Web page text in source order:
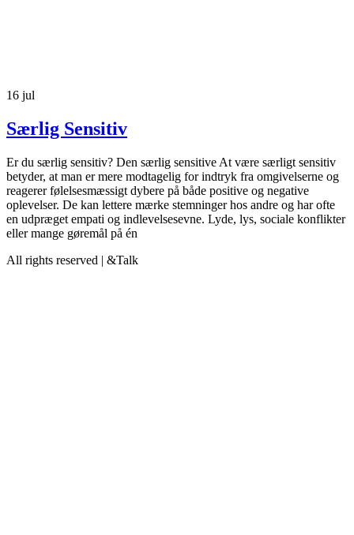
16 jul
Særlig Sensitiv
Er du særlig sensitiv? Den særlig sensitive At være særligt sensitiv
betyder, at man er mere modtagelig for indtryk fra omgivelserne og
reagerer følelsesmæssigt dybere på både positive og negative
oplevelser. De kan lettere mærke stemninger hos andre og har ofte
en udpræget empati og indlevelsesevne. Lyde, lys, sociale konflikter
eller mange gøremål på én
All rights reserved | &Talk